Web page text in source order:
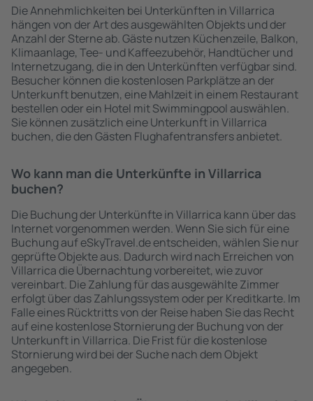
Die Annehmlichkeiten bei Unterkünften in Villarrica
hängen von der Art des ausgewählten Objekts und der
Anzahl der Sterne ab. Gäste nutzen Küchenzeile, Balkon,
Klimaanlage, Tee- und Kaffeezubehör, Handtücher und
Internetzugang, die in den Unterkünften verfügbar sind.
Besucher können die kostenlosen Parkplätze an der
Unterkunft benutzen, eine Mahlzeit in einem Restaurant
bestellen oder ein Hotel mit Swimmingpool auswählen.
Sie können zusätzlich eine Unterkunft in Villarrica
buchen, die den Gästen Flughafentransfers anbietet.
Wo kann man die Unterkünfte in Villarrica
buchen?
Die Buchung der Unterkünfte in Villarrica kann über das
Internet vorgenommen werden. Wenn Sie sich für eine
Buchung auf eSkyTravel.de entscheiden, wählen Sie nur
geprüfte Objekte aus. Dadurch wird nach Erreichen von
Villarrica die Übernachtung vorbereitet, wie zuvor
vereinbart. Die Zahlung für das ausgewählte Zimmer
erfolgt über das Zahlungssystem oder per Kreditkarte. Im
Falle eines Rücktritts von der Reise haben Sie das Recht
auf eine kostenlose Stornierung der Buchung von der
Unterkunft in Villarrica. Die Frist für die kostenlose
Stornierung wird bei der Suche nach dem Objekt
angegeben.